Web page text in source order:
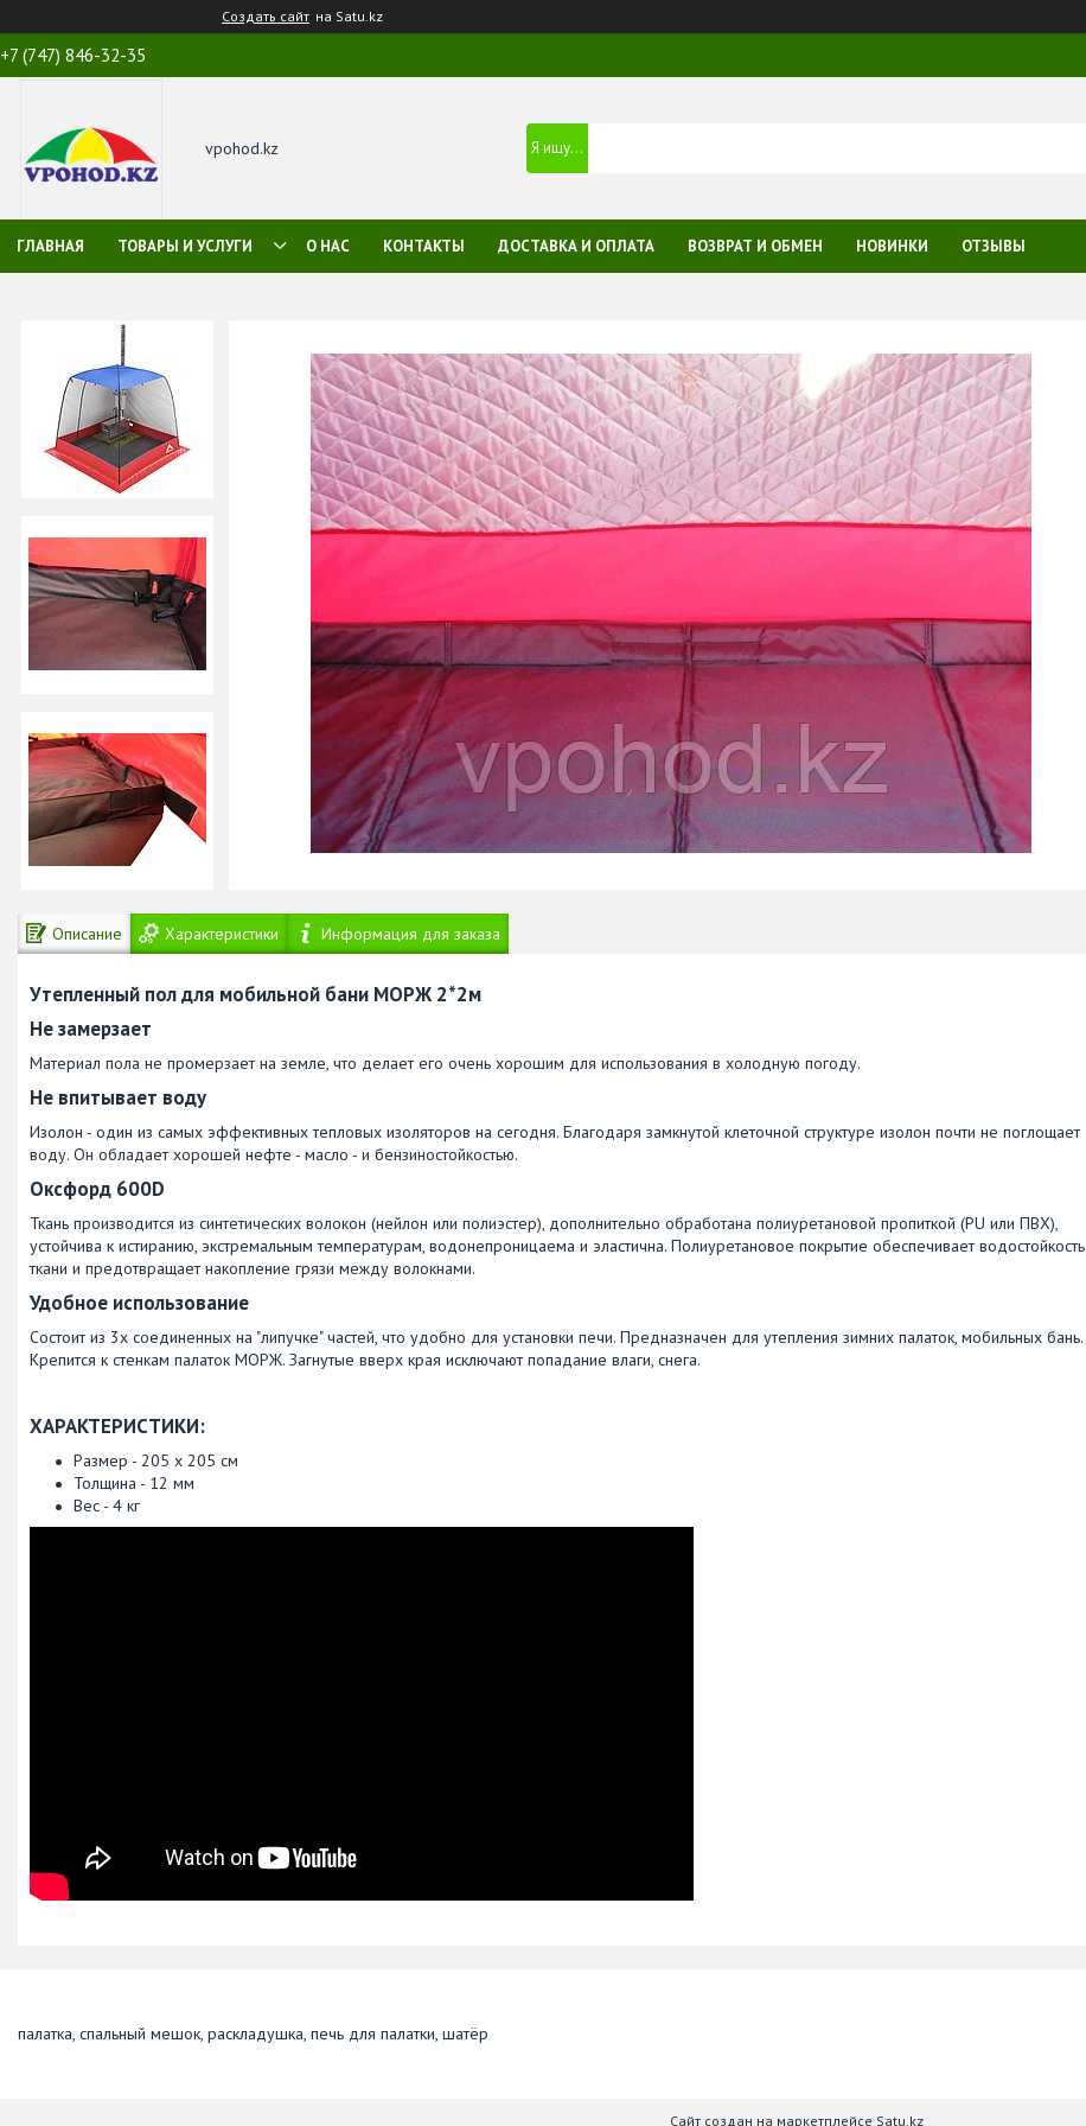
Создать сайт на Satu.kz
+7 (747) 846-32-35
vpohod.kz
ГЛАВНАЯ ТОВАРЫ И УСЛУГИ О НАС КОНТАКТЫ ДОСТАВКА И ОПЛАТА ВОЗВРАТ И ОБМЕН НОВИНКИ ОТЗЫВЫ
Описание Характеристики Информация для заказа
Утепленный пол для мобильной бани МОРЖ 2*2м
Не замерзает
Материал пола не промерзает на земле, что делает его очень хорошим для использования в холодную погоду.
Не впитывает воду
Изолон - один из самых эффективных тепловых изоляторов на сегодня. Благодаря замкнутой клеточной структуре изолон почти не поглощает
воду. Он обладает хорошей нефте - масло - и бензиностойкостью.
Оксфорд 600D
Ткань производится из синтетических волокон (нейлон или полиэстер), дополнительно обработана полиуретановой пропиткой (PU или ПВХ),
устойчива к истиранию, экстремальным температурам, водонепроницаема и эластична. Полиуретановое покрытие обеспечивает водостойкость
ткани и предотвращает накопление грязи между волокнами.
Удобное использование
Состоит из 3х соединенных на "липучке" частей, что удобно для установки печи. Предназначен для утепления зимних палаток, мобильных бань.
Крепится к стенкам палаток МОРЖ. Загнутые вверх края исключают попадание влаги, снега.
ХАРАКТЕРИСТИКИ:
Размер - 205 x 205 см
Толщина - 12 мм
Вес - 4 кг
палатка, спальный мешок, раскладушка, печь для палатки, шатёр
Сайт создан на маркетплейсе Satu.kz